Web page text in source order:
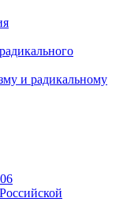
и радикальному